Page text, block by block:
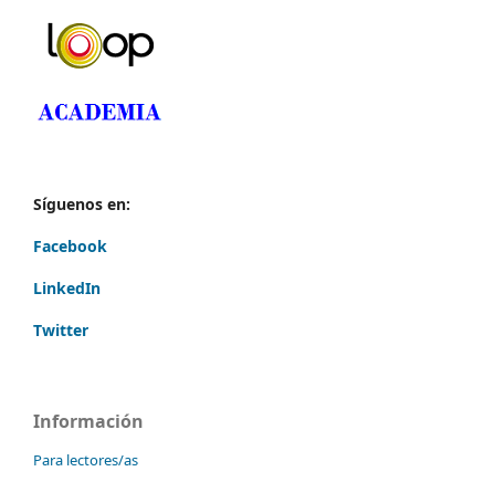
Síguenos en:
Facebook
LinkedIn
Twitter
Información
Para lectores/as